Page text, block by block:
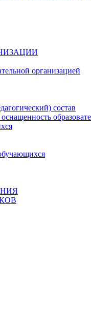
организацией
состав